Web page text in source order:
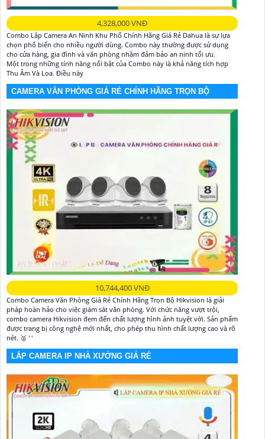
4,328,000 VNĐ
Combo Lắp Camera An Ninh Khu Phố Chính Hãng Giá Rẻ Dahua là sự lựa
chọn phổ biến cho nhiều người dùng. Combo này thường được sử dụng
cho cửa hàng, gia đình và văn phòng nhằm đảm bảo an ninh tối ưu.
Một trong những tính năng nổi bật của Combo này là khả năng tích hợp
Thu Âm Và Loa. Điều này
CAMERA VĂN PHÒNG GIÁ RẺ CHÍNH HÃNG TRỌN BỘ
10,744,400 VNĐ
Combo Camera Văn Phòng Giá Rẻ Chính Hãng Trọn Bộ Hikvision là giải
pháp hoàn hảo cho việc giám sát văn phòng. Với chức năng vượt trội,
combo camera Hikvision đem đến chất lượng hình ảnh tuyệt vời. Sản phẩm
được trang bị công nghệ mới nhất, cho phép thu hình chất lượng cao và rõ
nét. 🥈️ ' '
LẮP CAMERA IP NHÀ XƯỞNG GIÁ RẺ